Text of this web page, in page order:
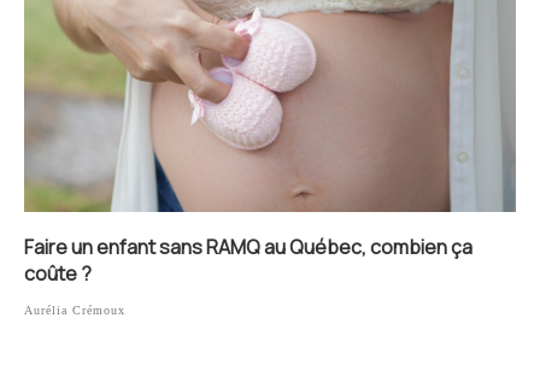
Faire un enfant sans RAMQ au Québec, combien ça
coûte ?
Aurélia Crémoux